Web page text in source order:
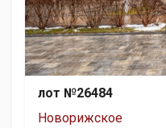
лот №26484
Новорижское